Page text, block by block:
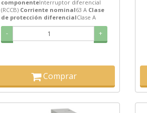
componenteInterruptor diferencial
(RCCB) Corriente nominal63 A Clase
de protección diferencialClase A
- +
Comprar